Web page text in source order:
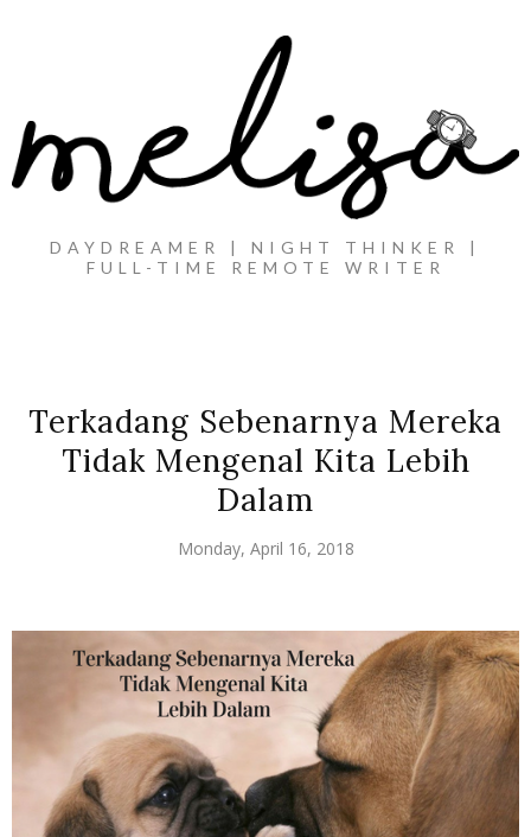
DAYDREAMER | NIGHT THINKER |
FULL-TIME REMOTE WRITER
Terkadang Sebenarnya Mereka
Tidak Mengenal Kita Lebih
Dalam
Monday, April 16, 2018